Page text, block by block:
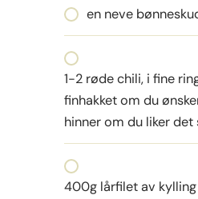
en neve
1-2 røde chili, i fine
finhakket om du
hinner om du liker det
400g lårfilet av